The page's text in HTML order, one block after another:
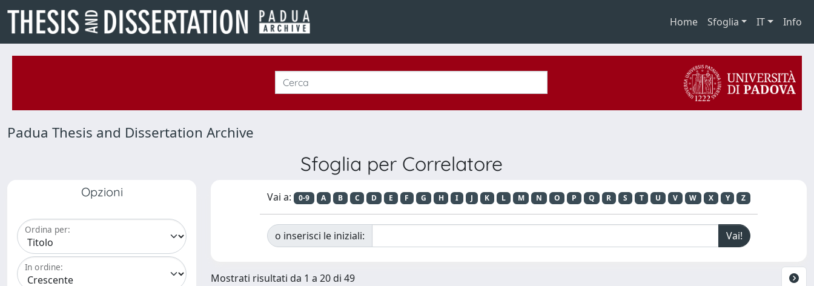
Home Sfoglia IT Info
Padua Thesis and Dissertation Archive
Sfoglia per Correlatore
Opzioni
Ordina per:
In ordine:
Vai a: 0-9 A B C D E F G H I J K L M N O P Q R S T U V W X Y Z
o inserisci le iniziali:
Mostrati risultati da 1 a 20 di 49